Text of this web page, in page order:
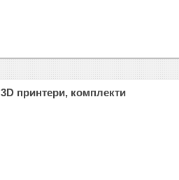
3D принтери, комплекти